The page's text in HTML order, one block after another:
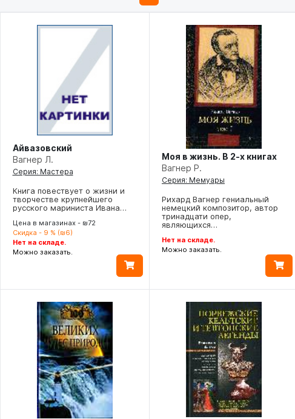
Айвазовский
Вагнер Л.
Серия: Мастера
Книга повествует о жизни и
творчестве крупнейшего
русского мариниста Ивана…
Цена в магазинах - ₪72
Скидка - 9 % (₪6)
Нет на складе.
Можно заказать.
Моя в жизнь. В 2-х книгах
Вагнер Р.
Серия: Мемуары
Рихард Вагнер гениальный
немецкий композитор, автор
тринадцати опер,
являющихся…
Нет на складе.
Можно заказать.